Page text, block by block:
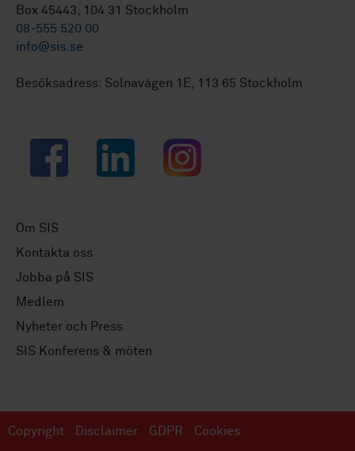
Box 45443, 104 31 Stockholm
08-555 520 00
info@sis.se
Besöksadress: Solnavägen 1E, 113 65 Stockholm
Facebook LinkedIn Instagram
Om SIS
Kontakta oss
Jobba på SIS
Medlem
Nyheter och Press
SIS Konferens & möten
Copyright Disclaimer GDPR Cookies